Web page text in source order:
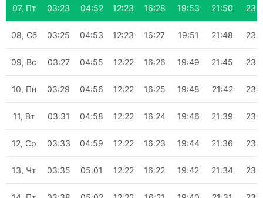
07, Пт 03:23 04:52 12:23 16:28 19:53 21:50
08, Сб 03:25 04:53 12:23 16:27 19:51 21:48
09, Вс 03:27 04:55 12:22 16:26 19:49 21:45
10, Пн 03:29 04:56 12:22 16:25 19:48 21:42
11, Вт 03:31 04:58 12:22 16:24 19:46 21:39
12, Ср 03:33 04:59 12:22 16:23 19:44 21:36
13, Чт 03:35 05:01 12:22 16:22 19:42 21:34